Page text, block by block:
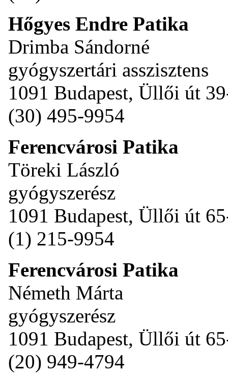
Hőgyes Endre Patika
Drimba Sándorné
gyógyszertári asszisztens
1091 Budapest, Üllői út
(30) 495-9954
Ferencvárosi Patika
Töreki László
gyógyszerész
1091 Budapest, Üllői út
(1) 215-9954
Ferencvárosi Patika
Németh Márta
gyógyszerész
1091 Budapest, Üllői út
(20) 949-4794